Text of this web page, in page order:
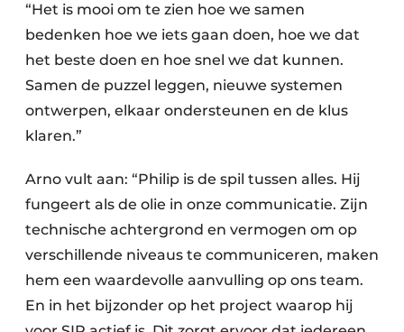
“Het is mooi om te zien hoe we samen
bedenken hoe we iets gaan doen, hoe we dat
het beste doen en hoe snel we dat kunnen.
Samen de puzzel leggen, nieuwe systemen
ontwerpen, elkaar ondersteunen en de klus
klaren.”
Arno vult aan: “Philip is de spil tussen alles. Hij
fungeert als de olie in onze communicatie. Zijn
technische achtergrond en vermogen om op
verschillende niveaus te communiceren, maken
hem een waardevolle aanvulling op ons team.
En in het bijzonder op het project waarop hij